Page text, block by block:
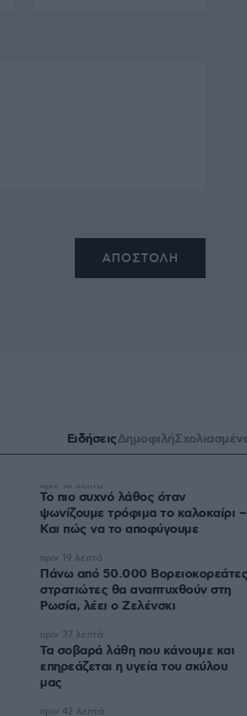
ΕιδήσειςΔημοφιλή
Το πιο συχνό λάθος όταν
ψωνίζουμε τρόφιμα το καλοκαίρι –
Και πώς να το αποφύγουμε
πριν 18 λεπτά
Πάνω από 50.000 Βορειοκορεάτες
στρατιώτες θα αναπτυχθούν στη
Ρωσία, λέει ο Ζελένσκι
πριν 19 λεπτά
Τα σοβαρά λάθη που κάνουμε και
επηρεάζεται η υγεία του σκύλου
μας
πριν 37 λεπτά
πριν 42 λεπτά